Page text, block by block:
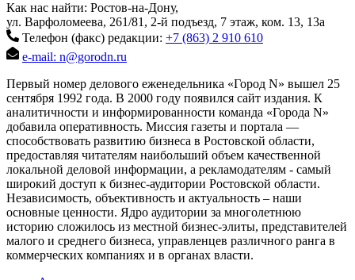
Как нас найти: Ростов-на-Дону,
ул. Варфоломеева, 261/81, 2-й подъезд, 7 этаж, ком. 13, 13а
Телефон (факс) редакции: +7 (863) 2 910 610
e-mail: n@gorodn.ru
Первый номер делового еженедельника «Город N» вышел 25
сентября 1992 года. В 2000 году появился сайт издания. К
аналитичности и информированности команда «Города N»
добавила оперативность. Миссия газеты и портала —
способствовать развитию бизнеса в Ростовской области,
предоставляя читателям наибольший объем качественной
локальной деловой информации, а рекламодателям - самый
широкий доступ к бизнес-аудитории Ростовской области.
Независимость, объективность и актуальность – наши
основные ценности. Ядро аудитории за многолетнюю
историю сложилось из местной бизнес-элиты, представителей
малого и среднего бизнеса, управленцев различного ранга в
коммерческих компаниях и в органах власти.